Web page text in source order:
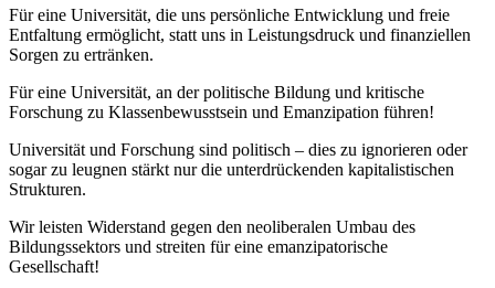
Für eine Universität, die uns persönliche Entwicklung und freie
Entfaltung ermöglicht, statt uns in Leistungsdruck und finanziellen
Sorgen zu ertränken.
Für eine Universität, an der politische Bildung und kritische
Forschung zu Klassenbewusstsein und Emanzipation führen!
Universität und Forschung sind politisch – dies zu ignorieren oder
sogar zu leugnen stärkt nur die unterdrückenden kapitalistischen
Strukturen.
Wir leisten Widerstand gegen den neoliberalen Umbau des
Bildungssektors und streiten für eine emanzipatorische
Gesellschaft!